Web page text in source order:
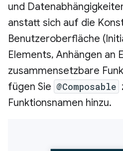
und
anstatt sich auf die
Benutzeroberfläche
Elements, Anhängen an
zusammensetzbare
fügen Sie @Composable
Funktionsnamen hinzu.